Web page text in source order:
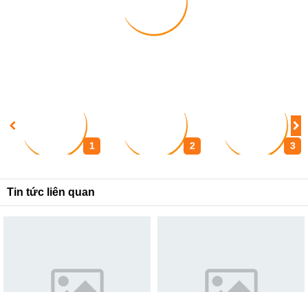
1 2 3
Tin tức liên quan